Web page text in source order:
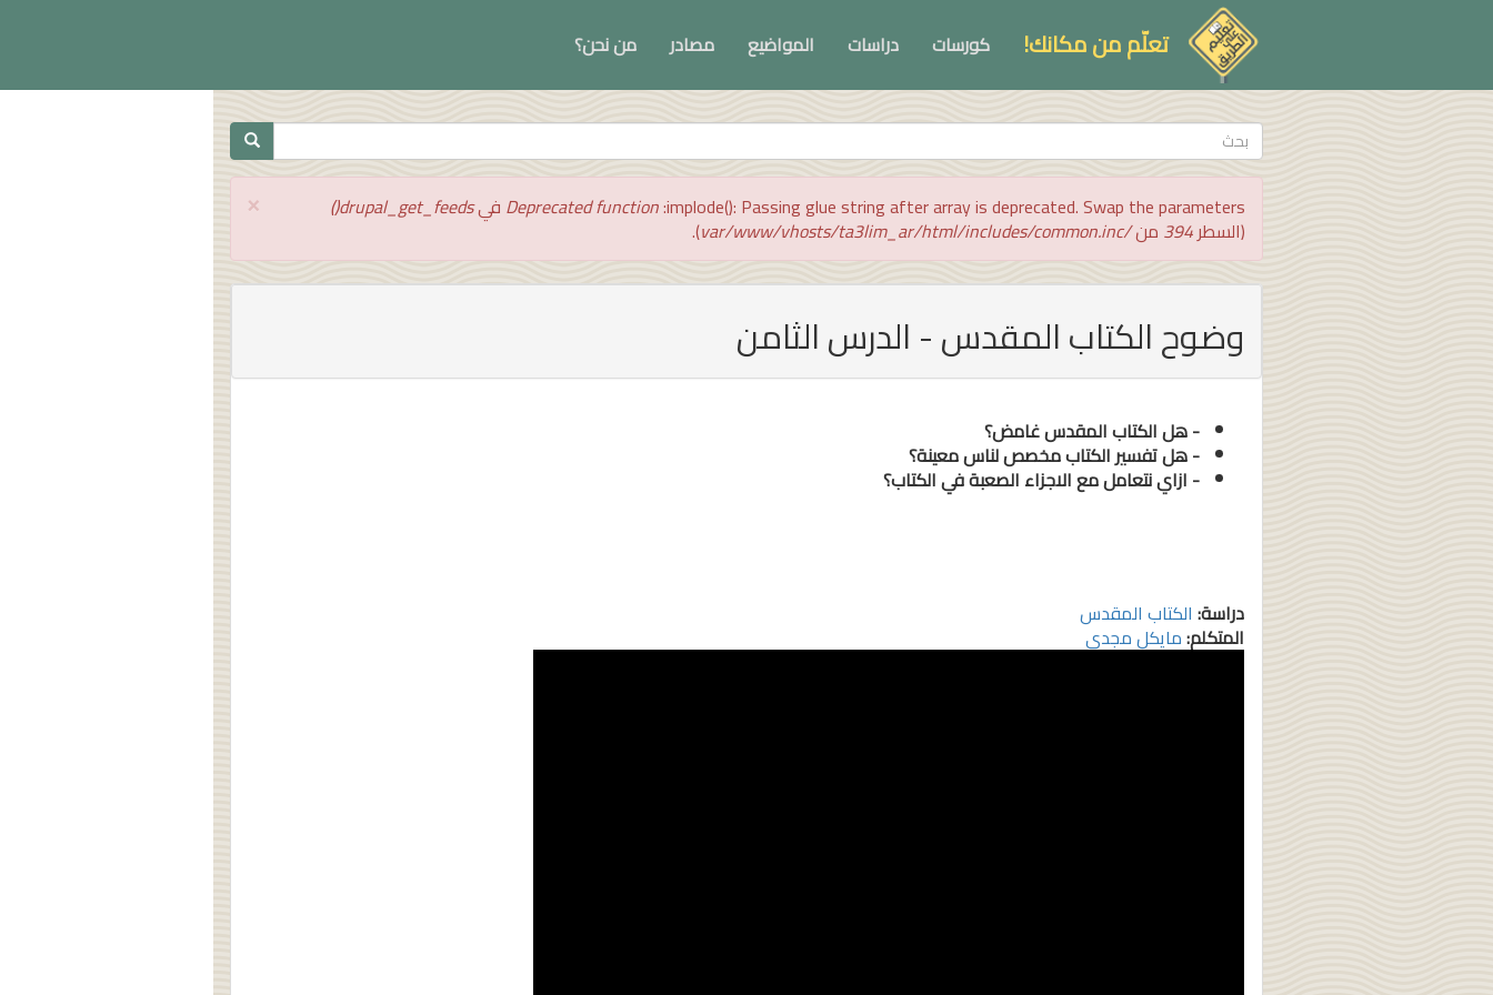
إلى
المحتوى
الرئيسي
تعلّم من مكانك! كورسات دراسات المواضيع مصادر من نحن؟
استمارة
البحث
بحث
× رسالة
الخطأ
Deprecated function:implode(): Passing glue string after array is deprecated. Swap the parameters في drupal_get_feeds()
(السطر394 من/var/www/vhosts/ta3lim_ar/html/includes/common.inc
).
وضوح الكتاب المقدس - الدرس الثامن
- هل الكتاب المقدس غامض؟
- هل تفسير الكتاب مخصص لناس معينة؟
- ازاي نتعامل مع الاجزاء الصعبة في الكتاب؟
دراسة: الكتاب المقدس
المتكلم:مايكل مجدي